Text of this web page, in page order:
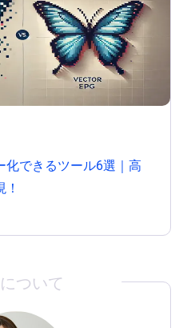
化できるツール6選｜高
ついて